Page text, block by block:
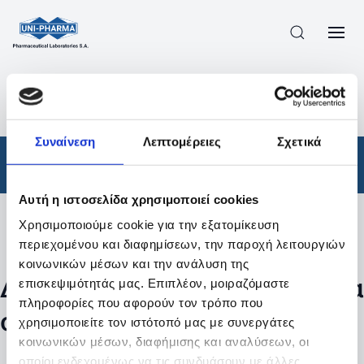
Συναίνεση Λεπτομέρειες Σχετικά
Αυτή η ιστοσελίδα χρησιμοποιεί cookies
Χρησιμοποιούμε cookie για την εξατομίκευση
περιεχομένου και διαφημίσεων, την παροχή λειτουργιών
κοινωνικών μέσων και την ανάλυση της
επισκεψιμότητάς μας. Επιπλέον, μοιραζόμαστε
πληροφορίες που αφορούν τον τρόπο που
χρησιμοποιείτε τον ιστότοπό μας με συνεργάτες
κοινωνικών μέσων, διαφήμισης και αναλύσεων, οι
οποίοι ενδεχομένως να τις συνδυάσουν με άλλες
ΠΡΟΪΟΝΤΑ ΣΥΝΤΑΓΟΓΡΑΦΟΎΜΕΝΑ
/
ΑΠΟΤΕΛΕΣΜΑΤΑ ΑΝΑΖΗΤΗΣΗΣ
Φάρμακα / Συνταγογραφούμενα
Φίλτρα
Δεν βρέθηκαν προϊόντα με τα
συγκεκριμένα φίλτρα